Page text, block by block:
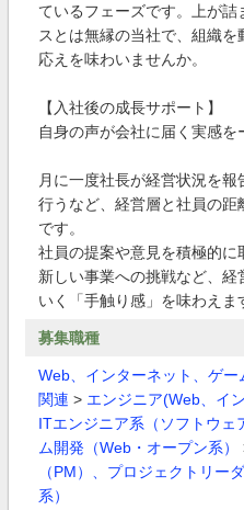
ているフェーズです。上が
スとは無縁の当社で、組織
応えを味わいませんか。
【入社後の成長サポート】
自身の声が会社に届く実感を
月に一度社長が経営状況を
行うなど、経営層と社員の
です。
社員の提案や意見を積極的
新しい事業への挑戦など、
いく「手触り感」を味わえま
募集職種
Web、インターネット、ゲー
関連 > エンジニア(Web、イ
ITエンジニア系（ソフトウェ
ム開発（Web・オープン系）
（PM）、プロジェクトリー
系）